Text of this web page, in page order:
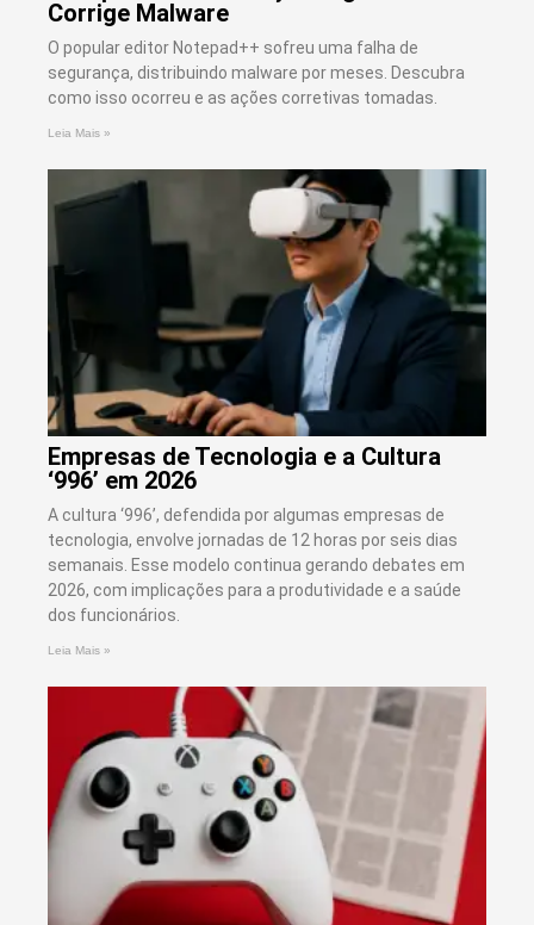
Corrige Malware
O popular editor Notepad++ sofreu uma falha de
segurança, distribuindo malware por meses. Descubra
como isso ocorreu e as ações corretivas tomadas.
Leia Mais »
Empresas de Tecnologia e a Cultura
‘996’ em 2026
A cultura ‘996’, defendida por algumas empresas de
tecnologia, envolve jornadas de 12 horas por seis dias
semanais. Esse modelo continua gerando debates em
2026, com implicações para a produtividade e a saúde
dos funcionários.
Leia Mais »